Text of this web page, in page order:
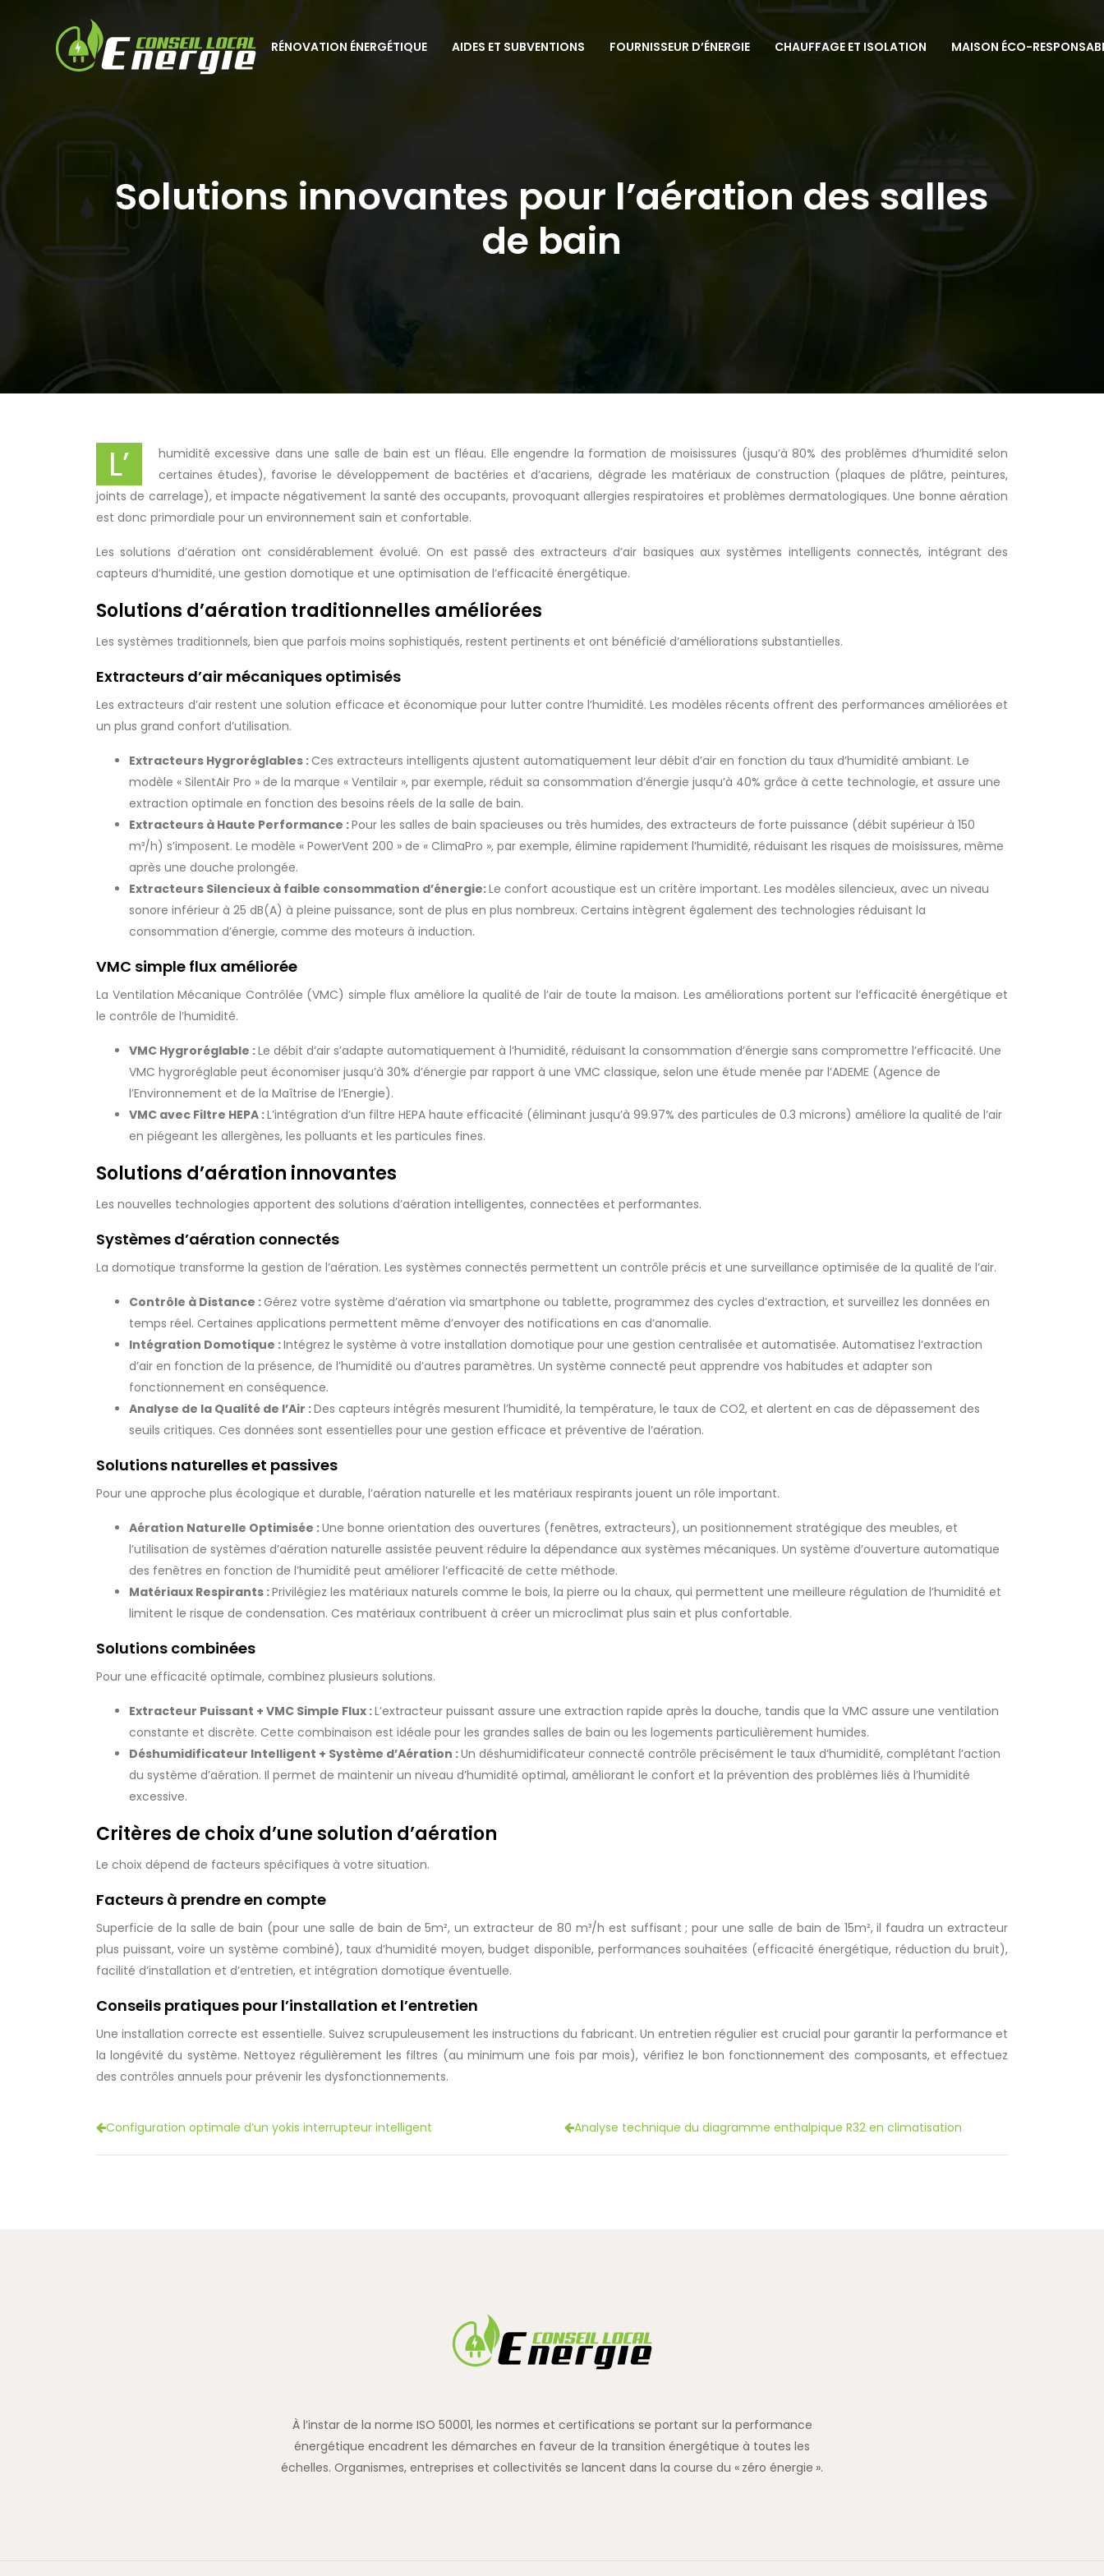
RÉNOVATION ÉNERGÉTIQUE AIDES ET SUBVENTIONS FOURNISSEUR D’ÉNERGIE CHAUFFAGE ET ISOLATION MAISON ÉCO-
Solutions innovantes pour l’aération des salles
de bain
L’
humidité excessive dans une salle de bain est un fléau. Elle engendre la formation de moisissures (jusqu’à 80% des problèmes d’humidité selon
certaines études), favorise le développement de bactéries et d’acariens, dégrade les matériaux de construction (plaques de plâtre, peintures,
joints de carrelage), et impacte négativement la santé des occupants, provoquant allergies respiratoires et problèmes dermatologiques. Une bonne aération
est donc primordiale pour un environnement sain et confortable.
Les solutions d’aération ont considérablement évolué. On est passé des extracteurs d’air basiques aux systèmes intelligents connectés, intégrant des
capteurs d’humidité, une gestion domotique et une optimisation de l’efficacité énergétique.
Solutions d’aération traditionnelles améliorées
Les systèmes traditionnels, bien que parfois moins sophistiqués, restent pertinents et ont bénéficié d’améliorations substantielles.
Extracteurs d’air mécaniques optimisés
Les extracteurs d’air restent une solution efficace et économique pour lutter contre l’humidité. Les modèles récents offrent des performances améliorées et
un plus grand confort d’utilisation.
Extracteurs Hygroréglables :Ces extracteurs intelligents ajustent automatiquement leur débit d’air en fonction du taux d’humidité ambiant. Le
modèle « SilentAir Pro » de la marque « Ventilair », par exemple, réduit sa consommation d’énergie jusqu’à 40% grâce à cette technologie, et assure une
extraction optimale en fonction des besoins réels de la salle de bain.
Extracteurs à Haute Performance :Pour les salles de bain spacieuses ou très humides, des extracteurs de forte puissance (débit supérieur à 150
m³/h) s’imposent. Le modèle « PowerVent 200 » de « ClimaPro », par exemple, élimine rapidement l’humidité, réduisant les risques de moisissures, même
après une douche prolongée.
Extracteurs Silencieux à faible consommation d’énergie:Le confort acoustique est un critère important. Les modèles silencieux, avec un niveau
sonore inférieur à 25 dB(A) à pleine puissance, sont de plus en plus nombreux. Certains intègrent également des technologies réduisant la
consommation d’énergie, comme des moteurs à induction.
VMC simple flux améliorée
La Ventilation Mécanique Contrôlée (VMC) simple flux améliore la qualité de l’air de toute la maison. Les améliorations portent sur l’efficacité énergétique et
le contrôle de l’humidité.
VMC Hygroréglable :Le débit d’air s’adapte automatiquement à l’humidité, réduisant la consommation d’énergie sans compromettre l’efficacité. Une
VMC hygroréglable peut économiser jusqu’à 30% d’énergie par rapport à une VMC classique, selon une étude menée par l’ADEME (Agence de
l’Environnement et de la Maîtrise de l’Energie).
VMC avec Filtre HEPA :L’intégration d’un filtre HEPA haute efficacité (éliminant jusqu’à 99.97% des particules de 0.3 microns) améliore la qualité de l’air
en piégeant les allergènes, les polluants et les particules fines.
Solutions d’aération innovantes
Les nouvelles technologies apportent des solutions d’aération intelligentes, connectées et performantes.
Systèmes d’aération connectés
La domotique transforme la gestion de l’aération. Les systèmes connectés permettent un contrôle précis et une surveillance optimisée de la qualité de l’air.
Contrôle à Distance :Gérez votre système d’aération via smartphone ou tablette, programmez des cycles d’extraction, et surveillez les données en
temps réel. Certaines applications permettent même d’envoyer des notifications en cas d’anomalie.
Intégration Domotique :Intégrez le système à votre installation domotique pour une gestion centralisée et automatisée. Automatisez l’extraction
d’air en fonction de la présence, de l’humidité ou d’autres paramètres. Un système connecté peut apprendre vos habitudes et adapter son
fonctionnement en conséquence.
Analyse de la Qualité de l’Air :Des capteurs intégrés mesurent l’humidité, la température, le taux de CO2, et alertent en cas de dépassement des
seuils critiques. Ces données sont essentielles pour une gestion efficace et préventive de l’aération.
Solutions naturelles et passives
Pour une approche plus écologique et durable, l’aération naturelle et les matériaux respirants jouent un rôle important.
Aération Naturelle Optimisée :Une bonne orientation des ouvertures (fenêtres, extracteurs), un positionnement stratégique des meubles, et
l’utilisation de systèmes d’aération naturelle assistée peuvent réduire la dépendance aux systèmes mécaniques. Un système d’ouverture automatique
des fenêtres en fonction de l’humidité peut améliorer l’efficacité de cette méthode.
Matériaux Respirants :Privilégiez les matériaux naturels comme le bois, la pierre ou la chaux, qui permettent une meilleure régulation de l’humidité et
limitent le risque de condensation. Ces matériaux contribuent à créer un microclimat plus sain et plus confortable.
Solutions combinées
Pour une efficacité optimale, combinez plusieurs solutions.
Extracteur Puissant + VMC Simple Flux :L’extracteur puissant assure une extraction rapide après la douche, tandis que la VMC assure une ventilation
constante et discrète. Cette combinaison est idéale pour les grandes salles de bain ou les logements particulièrement humides.
Déshumidificateur Intelligent + Système d’Aération :Un déshumidificateur connecté contrôle précisément le taux d’humidité, complétant l’action
du système d’aération. Il permet de maintenir un niveau d’humidité optimal, améliorant le confort et la prévention des problèmes liés à l’humidité
excessive.
Critères de choix d’une solution d’aération
Le choix dépend de facteurs spécifiques à votre situation.
Facteurs à prendre en compte
Superficie de la salle de bain (pour une salle de bain de 5m², un extracteur de 80 m³/h est suffisant ; pour une salle de bain de 15m², il faudra un extracteur
plus puissant, voire un système combiné), taux d’humidité moyen, budget disponible, performances souhaitées (efficacité énergétique, réduction du bruit),
facilité d’installation et d’entretien, et intégration domotique éventuelle.
Conseils pratiques pour l’installation et l’entretien
Une installation correcte est essentielle. Suivez scrupuleusement les instructions du fabricant. Un entretien régulier est crucial pour garantir la performance et
la longévité du système. Nettoyez régulièrement les filtres (au minimum une fois par mois), vérifiez le bon fonctionnement des composants, et effectuez
des contrôles annuels pour prévenir les dysfonctionnements.
Configuration optimale d’un yokis interrupteur intelligent Analyse technique du diagramme enthalpique R32 en climatisation
À l’instar de la norme ISO 50001, les normes et certifications se portant sur la performance
énergétique encadrent les démarches en faveur de la transition énergétique à toutes les
échelles. Organismes, entreprises et collectivités se lancent dans la course du « zéro énergie ».